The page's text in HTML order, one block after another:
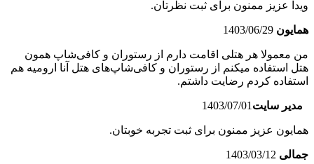
ویدا عزیز ممنون برای ثبت نظرتان.
همایون 1403/06/29
من معمولا هر هتلی اقامت دارم از رستوران و کافی‌شاپ‌ همون
هتل استفاده میکنم از رستوران و کافی‌شاپ‌های هتل آنا ارومیه هم
استفاده کردم رضایت داشتم.
مدیر سایت 1403/07/01
همایون عزیز ممنون برای ثبت تجربه خوبتان.
جمالی 1403/03/12